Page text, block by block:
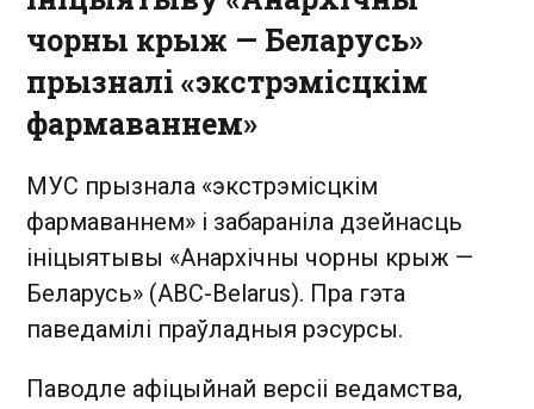
чорны крыж — Беларусь»
прызналі «экстрэмісцкім
фармаваннем»
МУС прызнала «экстрэмісцкім
фармаваннем» і забараніла дзейнасць
ініцыятывы «Анархічны чорны крыж —
Беларусь» (ABC-Belarus). Пра гэта
паведамілі праўладныя рэсурсы.
Паводле афіцыйнай версіі ведамства,